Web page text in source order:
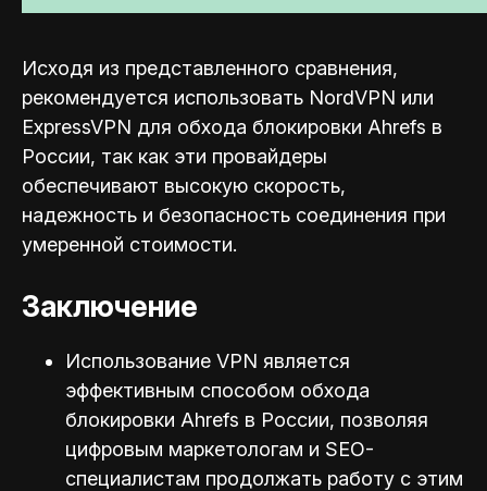
Исходя из представленного сравнения,
рекомендуется использовать NordVPN или
ExpressVPN для обхода блокировки Ahrefs в
России, так как эти провайдеры
обеспечивают высокую скорость,
надежность и безопасность соединения при
умеренной стоимости.
Заключение
Использование VPN является
эффективным способом обхода
блокировки Ahrefs в России, позволяя
цифровым маркетологам и SEO-
специалистам продолжать работу с этим